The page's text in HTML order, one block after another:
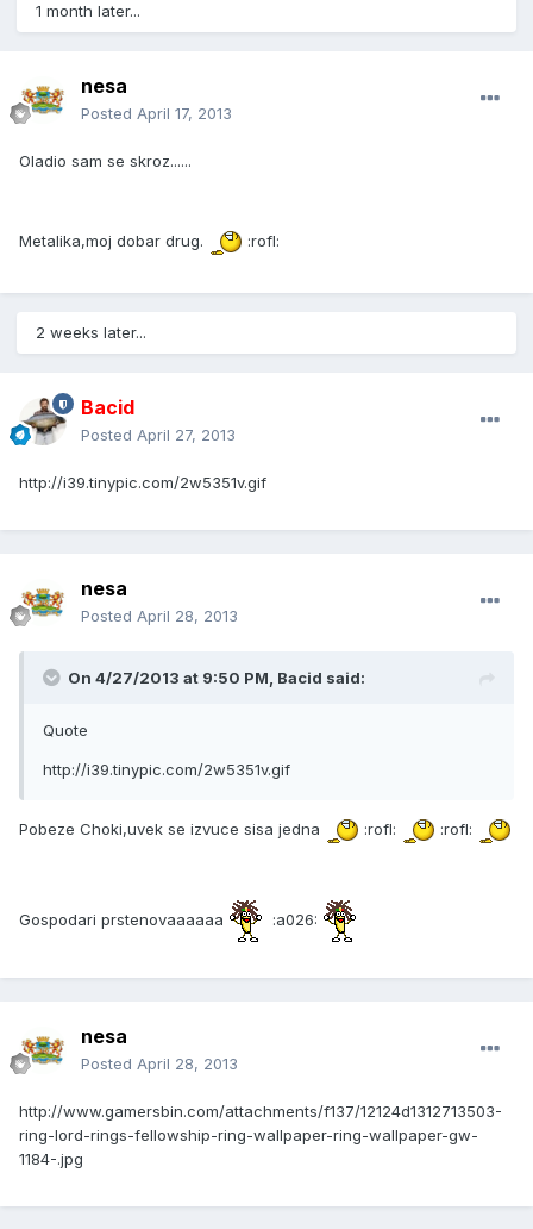
1 month later...
nesa
Posted April 17, 2013
Oladio sam se skroz......
Metalika,moj dobar drug. :rofl:
2 weeks later...
Bacid
Posted April 27, 2013
http://i39.tinypic.com/2w5351v.gif
nesa
Posted April 28, 2013
On 4/27/2013 at 9:50 PM, Bacid said:
Quote
http://i39.tinypic.com/2w5351v.gif
Pobeze Choki,uvek se izvuce sisa jedna :rofl: :rofl:
Gospodari prstenovaaaaaa :a026:
nesa
Posted April 28, 2013
http://www.gamersbin.com/attachments/f137/12124d1312713503-
ring-lord-rings-fellowship-ring-wallpaper-ring-wallpaper-gw-
1184-.jpg